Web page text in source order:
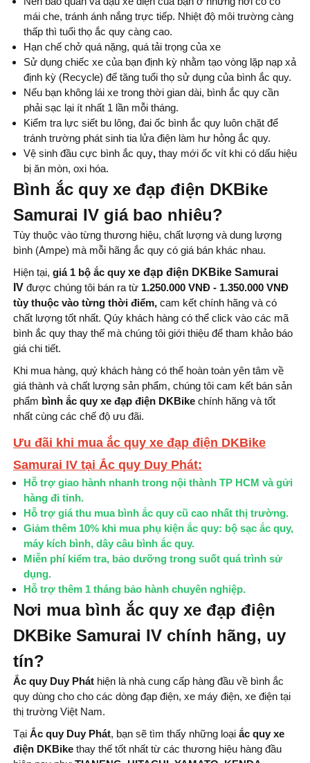
mái che, tránh ánh nắng trực tiếp. Nhiệt độ môi trường càng
thấp thì tuổi thọ ắc quy càng cao.
Hạn chế chở quá nặng, quá tải trọng của xe
Sử dụng chiếc xe của bạn định kỳ nhằm tạo vòng lặp nạp xả
định kỳ (Recycle) để tăng tuổi thọ sử dụng của bình ắc quy.
Nếu bạn không lái xe trong thời gian dài, bình ắc quy cần
phải sạc lại ít nhất 1 lần mỗi tháng.
Kiểm tra lực siết bu lông, đai ốc bình ắc quy luôn chặt để
tránh trường phát sinh tia lửa điện làm hư hỏng ắc quy.
Vệ sinh đầu cực bình ắc quy, thay mới ốc vít khi có dấu hiệu
bị ăn mòn, oxi hóa.
Bình ắc quy xe đạp điện DKBike
Samurai IV giá bao nhiêu?
Tùy thuộc vào từng thương hiệu, chất lượng và dung lượng
bình (Ampe) mà mỗi hãng ắc quy có giá bán khác nhau.
Hiện tại, giá 1 bộ ắc quy xe đạp điện DKBike Samurai
IV được chúng tôi bán ra từ 1.250.000 VNĐ - 1.350.000 VNĐ
tùy thuộc vào từng thời điểm, cam kết chính hãng và có
chất lượng tốt nhất. Qúy khách hàng có thể click vào các mã
bình ắc quy thay thế mà chúng tôi giới thiệu để tham khảo báo
giá chi tiết.
Khi mua hàng, quý khách hàng có thể hoàn toàn yên tâm về
giá thành và chất lượng sản phẩm, chúng tôi cam kết bán sản
phẩm bình ắc quy xe đạp điện DKBike chính hãng và tốt
nhất cùng các chế độ ưu đãi.
Ưu đãi khi mua ắc quy xe đạp điện DKBike
Samurai IV tại Ắc quy Duy Phát:
Hỗ trợ giao hành nhanh trong nội thành TP HCM và gửi
hàng đi tỉnh.
Hỗ trợ giá thu mua bình ắc quy cũ cao nhất thị trường.
Giảm thêm 10% khi mua phụ kiện ắc quy: bộ sạc ắc quy,
máy kích bình, dây câu bình ắc quy.
Miễn phí kiểm tra, bảo dưỡng trong suốt quá trình sử
dụng.
Hỗ trợ thêm 1 tháng bảo hành chuyên nghiệp.
Nơi mua bình ắc quy xe đạp điện
DKBike Samurai IV chính hãng, uy
tín?
Ắc quy Duy Phát hiện là nhà cung cấp hàng đầu về bình ắc
quy dùng cho cho các dòng đạp điện, xe máy điện, xe điện tại
thị trường Việt Nam.
Tại Ắc quy Duy Phát, bạn sẽ tìm thấy những loại ắc quy xe
điện DKBike thay thế tốt nhất từ ​​các thương hiệu hàng đầu